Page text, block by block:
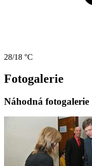
28/18 °C
Fotogalerie
Náhodná fotogalerie